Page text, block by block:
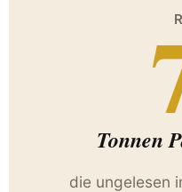
Tonnen
die ungelesen